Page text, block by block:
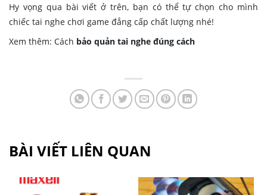
Hy vọng qua bài viết ở trên, bạn có thể tự chọn cho mình
chiếc tai nghe chơi game đẳng cấp chất lượng nhé!
Xem thêm: Cách bảo quản tai nghe đúng cách
BÀI VIẾT LIÊN QUAN